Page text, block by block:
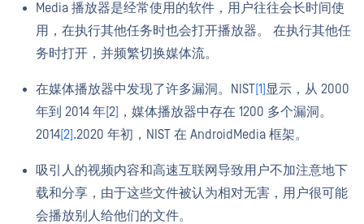
Media 播放器是经常使用的软件，用户往往会长时间使
用，在执行其他任务时也会打开播放器。 在执行其他任
务时打开，并频繁切换媒体流。
在媒体播放器中发现了许多漏洞。NIST[1] 显示，从 2000
年到 2014 年[2] ，媒体播放器中存在 1200 多个漏洞。
2014[2].2020 年初，NIST 在 AndroidMedia 框架。
吸引人的视频内容和高速互联网导致用户不加注意地下
载和分享，由于这些文件被认为相对无害，用户很可能
会播放别人给他们的文件。